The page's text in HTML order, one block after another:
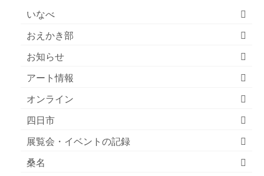
いなべ
おえかき部
お知らせ
アート情報
オンライン
四日市
展覧会・イベントの記録
桑名